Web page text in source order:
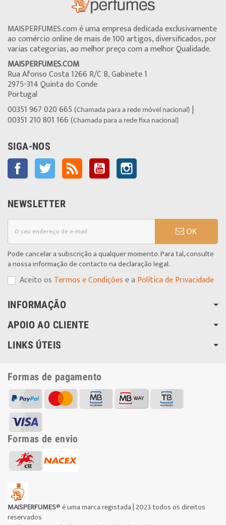
MAISPERFUMES.com é uma empresa dedicada exclusivamente
ao comércio online de mais de 100 artigos, diversificados, por
varias categorias, ao melhor preço com a melhor Qualidade.
MAISPERFUMES.COM
Rua Afonso Costa 1266 R/C B, Gabinete 1
2975-314 Quinta do Conde
Portugal
00351 967 020 665 (Chamada para a rede móvel nacional) |
00351 210 801 166 (Chamada para a rede fixa nacional)
SIGA-NOS
Facebook Twitter Rss YouTube
NEWSLETTER
OK
Pode cancelar a subscrição a qualquer momento. Para tal, consulte
a nossa informação de contacto na declaração legal.
Aceito os Termos e Condiçõese a Política de Privacidade
INFORMAÇÃO
APOIO AO CLIENTE
LINKS ÚTEIS
Formas de pagamento
Formas de envio
MAISPERFUMES® é uma marca registada | 2023 todos os direitos
reservados